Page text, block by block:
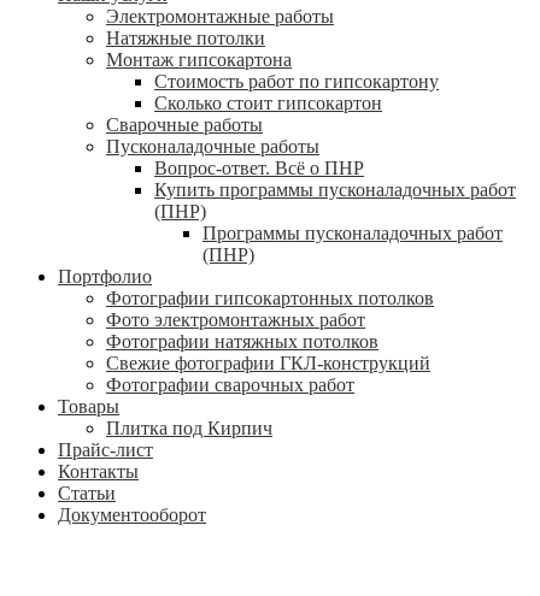
Электромонтажные работы
Натяжные потолки
Монтаж гипсокартона
Стоимость работ по гипсокартону
Сколько стоит гипсокартон
Сварочные работы
Пусконаладочные работы
Вопрос-ответ. Всё о ПНР
Купить программы пусконаладочных работ
(ПНР)
Программы пусконаладочных работ
(ПНР)
Портфолио
Фотографии гипсокартонных потолков
Фото электромонтажных работ
Фотографии натяжных потолков
Свежие фотографии ГКЛ-конструкций
Фотографии сварочных работ
Товары
Плитка под Кирпич
Прайс-лист
Контакты
Статьи
Документооборот